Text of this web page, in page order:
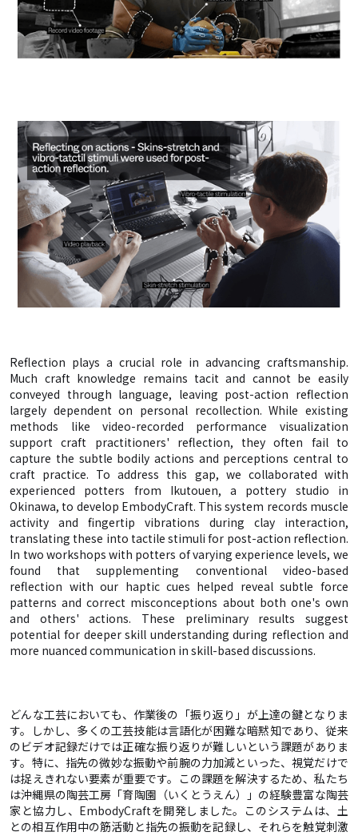
Reflection plays a crucial role in advancing craftsmanship.
Much craft knowledge remains tacit and cannot be easily
conveyed through language, leaving post-action reflection
largely dependent on personal recollection. While existing
methods like video-recorded performance visualization
support craft practitioners' reflection, they often fail to
capture the subtle bodily actions and perceptions central to
craft practice. To address this gap, we collaborated with
experienced potters from Ikutouen, a pottery studio in
Okinawa, to develop EmbodyCraft. This system records muscle
activity and fingertip vibrations during clay interaction,
translating these into tactile stimuli for post-action reflection.
In two workshops with potters of varying experience levels, we
found that supplementing conventional video-based
reflection with our haptic cues helped reveal subtle force
patterns and correct misconceptions about both one's own
and others' actions. These preliminary results suggest
potential for deeper skill understanding during reflection and
more nuanced communication in skill-based discussions.
どんな工芸においても、作業後の「振り返り」が上達の鍵となりま
す。しかし、多くの工芸技能は言語化が困難な暗黙知であり、従来
のビデオ記録だけでは正確な振り返りが難しいという課題がありま
す。特に、指先の微妙な振動や前腕の力加減といった、視覚だけで
は捉えきれない要素が重要です。この課題を解決するため、私たち
は沖縄県の陶芸工房「育陶園（いくとうえん）」の経験豊富な陶芸
家と協力し、EmbodyCraftを開発しました。このシステムは、土
との相互作用中の筋活動と指先の振動を記録し、それらを触覚刺激